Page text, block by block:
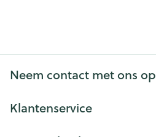
Neem contact met ons op
Klantenservice